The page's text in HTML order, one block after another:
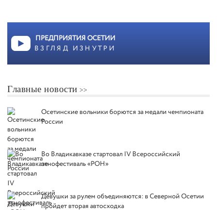
ПРЕДПРИЯТИЯ ОСЕТИИ
ВЗГЛЯД ИЗНУТРИ
Главные новости
Осетинские вольники борются за медали чемпионата
России
Во Владикавказе стартовал IV Всероссийский
этнофестиваль «РОН»
Девушки за рулем объединяются: в Северной Осетии
пройдет вторая автосходка